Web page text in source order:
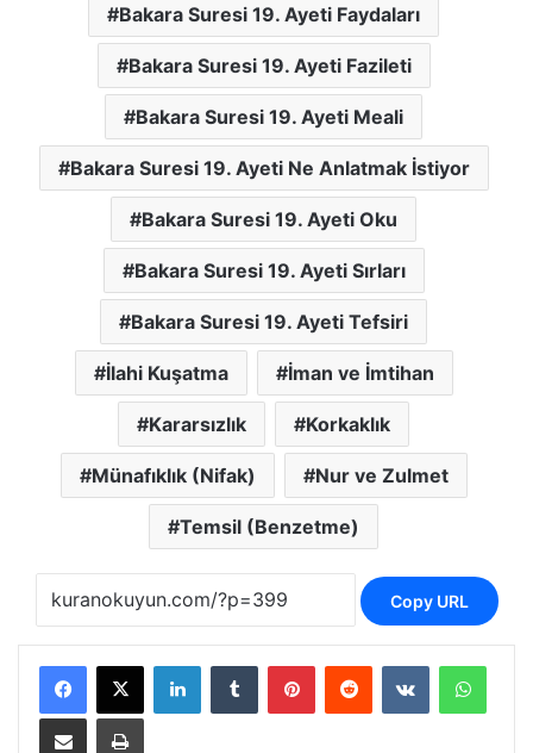
Bakara Suresi 19. Ayeti Faydaları
Bakara Suresi 19. Ayeti Fazileti
Bakara Suresi 19. Ayeti Meali
Bakara Suresi 19. Ayeti Ne Anlatmak İstiyor
Bakara Suresi 19. Ayeti Oku
Bakara Suresi 19. Ayeti Sırları
Bakara Suresi 19. Ayeti Tefsiri
İlahi Kuşatma İman ve İmtihan
Kararsızlık Korkaklık
Münafıklık (Nifak) Nur ve Zulmet
Temsil (Benzetme)
Copy URL
LinkedInTumblr PinterestReddit VKontakte
E-Posta ile paylaş Yazdır